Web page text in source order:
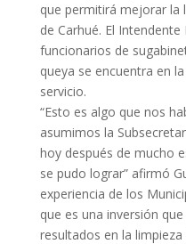
que permitirá mejorar la
de Carhué. El
funcionarios de
queya se encuentra en
servicio.
“Esto es algo que nos
asumimos la
hoy después de mucho
se pudo lograr” afirmó
experiencia de los
que es una inversión
resultados en la limpieza